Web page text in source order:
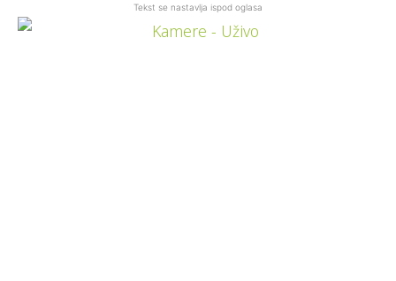
Tekst se nastavlja ispod oglasa